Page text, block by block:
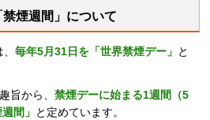
禁煙週間」について
、毎年5月31日を「世界禁煙デー」 と
旨から、禁煙デーに始まる1週間（5
間」 と定めています。